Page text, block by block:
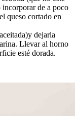
de a poco
queso cortado en
dejarla
Llevar al horno
esté dorada.